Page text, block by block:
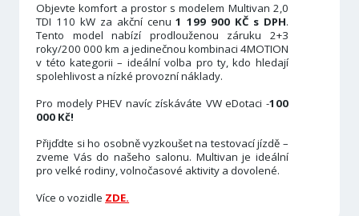
Objevte komfort a prostor s modelem Multivan 2,0
TDI 110 kW za akční cenu1 199 900 KČ s DPH.
Tento model nabízí prodlouženou záruku 2+3
roky/200 000 km a jedinečnou kombinaci 4MOTION
v této kategorii – ideální volba pro ty, kdo hledají
spolehlivost a nízké provozní náklady.
Pro modely PHEV navíc získáváte VW eDotaci -100
000 Kč!
Přijďdte si ho osobně vyzkoušet na testovací jízdě –
zveme Vás do našeho salonu. Multivan je ideální
pro velké rodiny, volnočasové aktivity a dovolené.
Více o vozidle ZDE.